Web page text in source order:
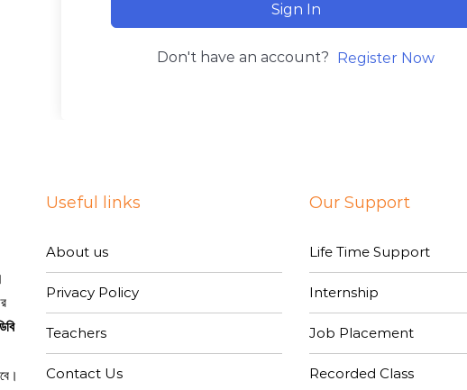
Sign In
Don't have an account? Register Now
Useful links
About us
Privacy Policy
Teachers
Contact Us
Our Support
Life Time Support
Internship
Job Placement
Recorded Class